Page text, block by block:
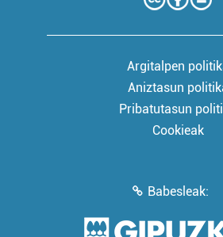
Argitalpen
Aniztasun
Pribatutasun
Cookieak
Babesleak: